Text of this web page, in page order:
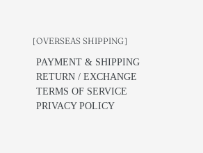
［OVERSEAS SHIPPING］
PAYMENT & SHIPPING
RETURN / EXCHANGE
TERMS OF SERVICE
PRIVACY POLICY